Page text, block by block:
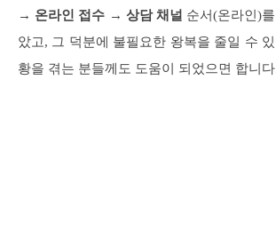
→ 온라인 접수 → 상담 채널 순서(온라인)
았고, 그 덕분에 불필요한 왕복을 줄일 수
황을 겪는 분들께도 도움이 되었으면 합니